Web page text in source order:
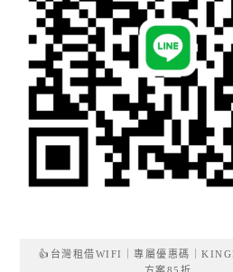
👍台灣租借WIFI｜專屬優惠碼｜